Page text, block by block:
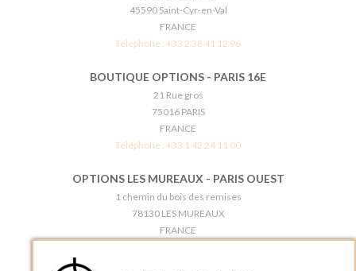
45590 Saint-Cyr-en-Val
FRANCE
Téléphone : +33 2 38 41 12 96
BOUTIQUE OPTIONS - PARIS 16E
21 Rue gros
75016 PARIS
FRANCE
Téléphone : +33 1 42 24 11 00
OPTIONS LES MUREAUX - PARIS OUEST
1 chemin du bois des remises
78130 LES MUREAUX
FRANCE